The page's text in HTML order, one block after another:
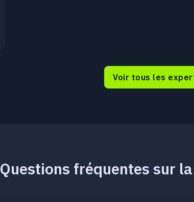
Voir tous les
Questions fréquentes sur